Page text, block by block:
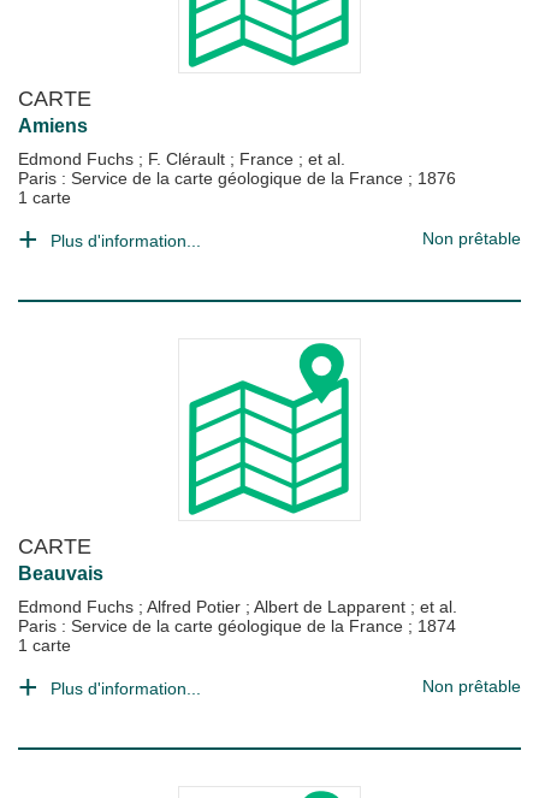
CARTE
Amiens
Edmond Fuchs ; F. Clérault ; France ; et al.
Paris : Service de la carte géologique de la France ; 1876
1 carte
Plus d'information... Non prêtable
CARTE
Beauvais
Edmond Fuchs ; Alfred Potier ; Albert de Lapparent ; et al.
Paris : Service de la carte géologique de la France ; 1874
1 carte
Plus d'information... Non prêtable